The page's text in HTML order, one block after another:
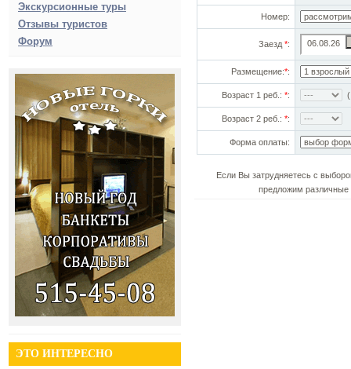
Экскурсионные туры
Отзывы туристов
Форум
ЭТО ИНТЕРЕСНО
Номер:
Заезд *:
Размещение:*:
Возраст 1 реб.: *:
Возраст 2 реб.: *:
Форма оплаты:
Если Вы затрудняетесь с
предложим различные